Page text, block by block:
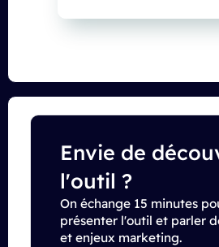
Envie de
l'outil ?
On échange 15 minutes
présenter l'outil et parler
et enjeux marketing.